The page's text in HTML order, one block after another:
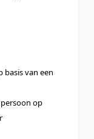
basis van een
op